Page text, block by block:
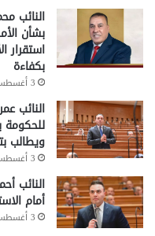
النائب
بشأن
استقرار
بكفاءة
3 أغسطس، 2026
النائب
ويطالب
3 أغسطس، 2026
النائب
أمام
3 أغسطس، 2026